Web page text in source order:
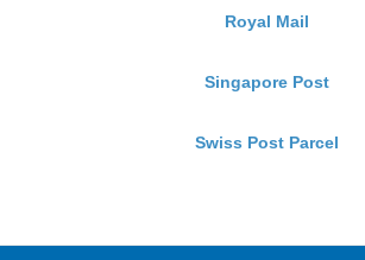
Royal Mail
Singapore Post
Swiss Post Parcel